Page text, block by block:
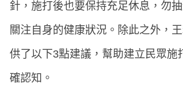
針，施打後也要保持充足休息，勿
關注自身的健康狀況。除此之外，
供了以下3點建議，幫助建立民眾施
確認知。